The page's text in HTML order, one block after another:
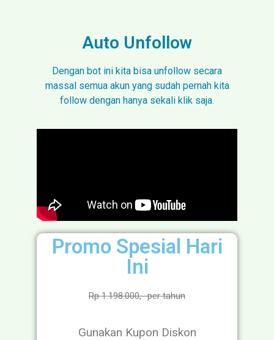
Auto Unfollow
Dengan bot ini kita bisa unfollow secara
massal semua akun yang sudah pernah kita
follow dengan hanya sekali klik saja.
Promo Spesial Hari
Ini
Rp 1.198.000,- per tahun
Gunakan Kupon Diskon